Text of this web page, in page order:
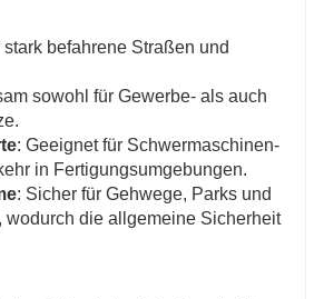
stark befahrene Straßen und
sowohl für Gewerbe- als auch
: Geeignet für Schwermaschinen-
in Fertigungsumgebungen.
: Sicher für Gehwege, Parks und
wodurch die allgemeine Sicherheit